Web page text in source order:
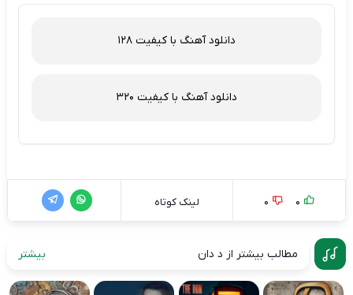
دانلود آهنگ با کیفیت 128
دانلود آهنگ با کیفیت 320
0
0 لینک کوتاه
مطالب بیشتر از د دان بیشتر